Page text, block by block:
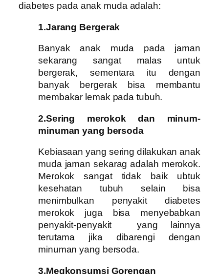
diabetes pada anak muda adalah:
1.Jarang Bergerak
Banyak anak muda pada jaman
sekarang sangat malas untuk
bergerak, sementara itu dengan
banyak bergerak bisa membantu
membakar lemak pada tubuh.
2.Sering merokok dan minum-
minuman yang bersoda
Kebiasaan yang sering dilakukan anak
muda jaman sekarag adalah merokok.
Merokok sangat tidak baik ubtuk
kesehatan tubuh selain bisa
menimbulkan penyakit diabetes
merokok juga bisa menyebabkan
penyakit-penyakit yang lainnya
terutama jika dibarengi dengan
minuman yang bersoda.
3.Megkonsumsi Gorengan